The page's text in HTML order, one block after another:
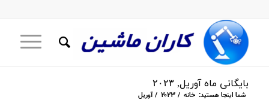
بایگانی ماه آوریل, ۲۰۲۳
شما اینجا هستید: خانه / ۲۰۲۳ / آوریل